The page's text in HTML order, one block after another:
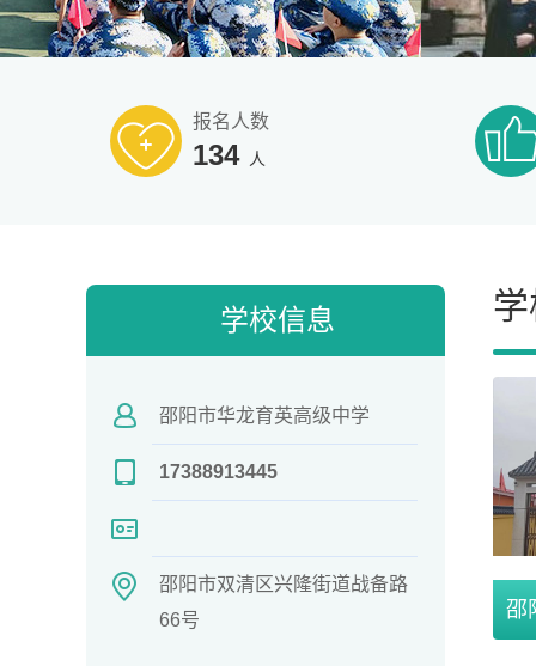
报名人数
134 人
学校信息
邵阳市华龙育英高级中学
17388913445
邵阳市双清区兴隆街道战备路
66号
邵